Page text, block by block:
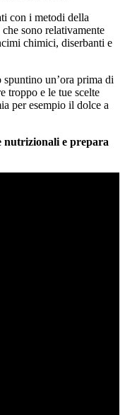
con i metodi della
sono relativamente
chimici, diserbanti e
un’ora prima di
troppo e le tue scelte
per esempio il dolce a
nutrizionali e prepara